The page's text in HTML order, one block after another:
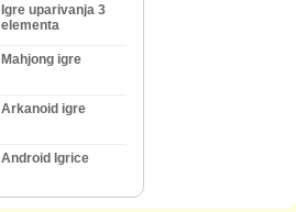
Igre uparivanja 3
elementa
Mahjong igre
Arkanoid igre
Android Igrice